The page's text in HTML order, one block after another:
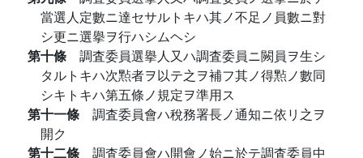
當選人定數ニ達セサルトキハ其ノ不足ノ員數ニ對
シ更ニ選擧ヲ行ハシムヘシ
第十條 調査委員選擧人又ハ調査委員ニ闕員ヲ生シ
タルトキハ次㸃者ヲ以テ之ヲ補フ其ノ得㸃ノ數同
シキトキハ第五條ノ規定ヲ準用ス
第十一條 調査委員會ハ稅務署長ノ通知ニ依リ之ヲ
開ク
第十二條 調査委員會ハ開會ノ始ニ於テ調査委員中